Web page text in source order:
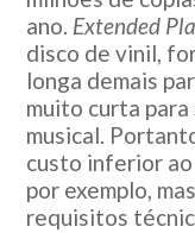
ano. Extended
disco de vinil,
longa demais
muito curta para
musical.
custo inferior ao
por exemplo,
requisitos